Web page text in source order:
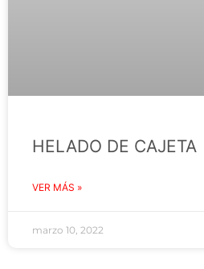
HELADO DE CAJETA
VER MÁS »
marzo 10, 2022